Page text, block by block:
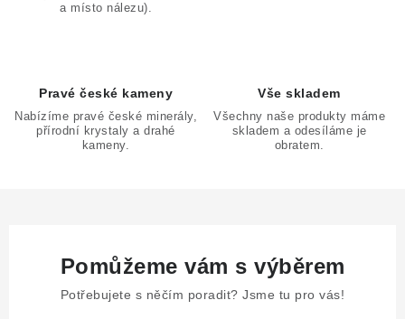
s
a místo nálezu).
Pravé české kameny
Nabízíme pravé české minerály,
přírodní krystaly a drahé
kameny.
Vše skladem
Všechny naše produkty máme
skladem a odesíláme je
obratem.
Pomůžeme vám s výběrem
Potřebujete s něčím poradit? Jsme tu pro vás!